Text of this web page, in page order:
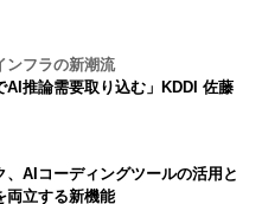
ンフラの新潮流
AI推論需要取り込む」KDDI 佐藤
、AIコーディングツールの活用と
両立する新機能